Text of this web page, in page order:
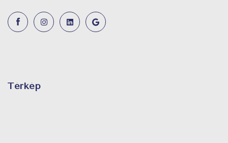
Térkép